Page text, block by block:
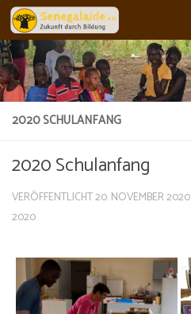
Skip to content
2020 SCHULANFANG
2020 Schulanfang
VERÖFFENTLICHT20. NOVEMBER 2020
2020